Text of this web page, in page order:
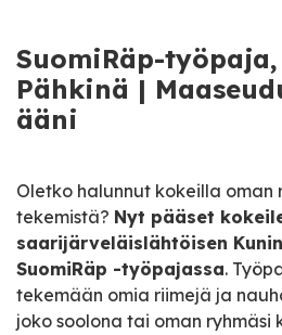
SuomiRäp-
Pähkinä |
ääni
Oletko halunnut kokeilla oman
tekemistä? Nyt pääset
saarijärveläislähtöisen
SuomiRäp -työpajassa.
tekemään omia riimejä ja
joko soolona tai oman ryhmäsi